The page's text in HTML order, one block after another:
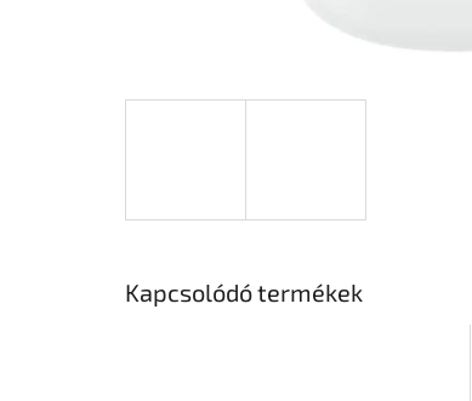
Kapcsolódó termékek